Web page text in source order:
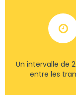
Un intervalle de
entre les